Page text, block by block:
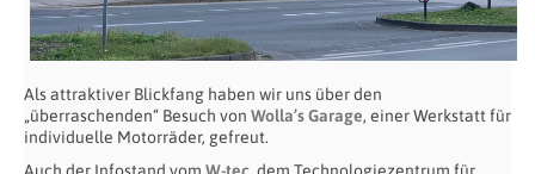
Als attraktiver Blickfang haben wir uns über den
„überraschenden“ Besuch von Wolla’s Garage, einer Werkstatt für
individuelle Motorräder, gefreut.